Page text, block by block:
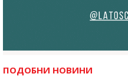
ПОДОБНИ НОВИНИ